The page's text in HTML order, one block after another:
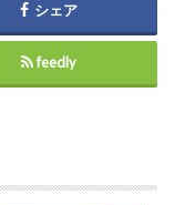
シェア
feedly